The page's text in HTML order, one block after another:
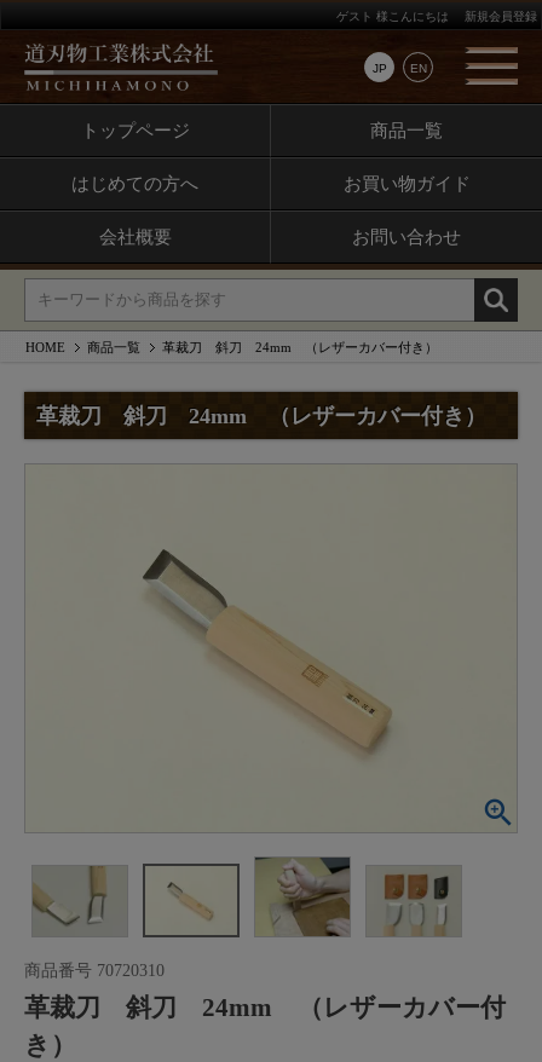
JP EN
ゲスト 様こんにちは 新規会員登録
トップページ 商品一覧
はじめての方へ お買い物ガイド
会社概要 お問い合わせ
HOME 商品一覧 革裁刀 斜刀 24mm （レザーカバー付き）
革裁刀 斜刀 24mm （レザーカバー付き）
商品番号 70720310
革裁刀 斜刀 24mm （レザーカバー付
き）